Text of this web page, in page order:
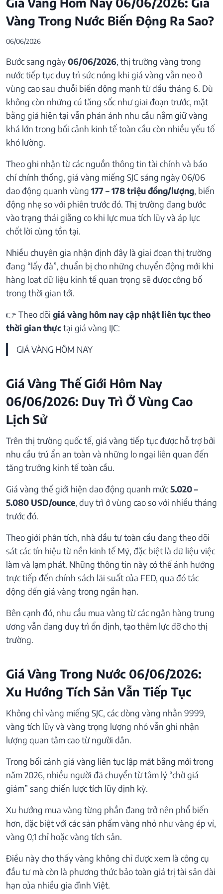
Vàng Trong Nước Biến Động Ra Sao?
06/06/2026
Bước sang ngày06/06/2026, thị trường vàng trong
nước tiếp tục duy trì sức nóng khi giá vàng vẫn neo ở
vùng cao sau chuỗi biến động mạnh từ đầu tháng 6. Dù
không còn những cú tăng sốc như giai đoạn trước, mặt
bằng giá hiện tại vẫn phản ánh nhu cầu nắm giữ vàng
khá lớn trong bối cảnh kinh tế toàn cầu còn nhiều yếu tố
khó lường.
Theo ghi nhận từ các nguồn thông tin tài chính và báo
chí chính thống, giá vàng miếng SJC sáng ngày 06/06
dao động quanh vùng 177 – 178 triệu đồng/lượng, biến
động nhẹ so với phiên trước đó. Thị trường đang bước
vào trạng thái giằng co khi lực mua tích lũy và áp lực
chốt lời cùng tồn tại.
Nhiều chuyên gia nhận định đây là giai đoạn thị trường
đang “lấy đà”, chuẩn bị cho những chuyển động mới khi
hàng loạt dữ liệu kinh tế quan trọng sẽ được công bố
trong thời gian tới.
👉 Theo dõi giá vàng hôm nay cập nhật liên tục theo
thời gian thựctại giá vàng IJC:
GIÁ VÀNG HÔM NAY
Giá Vàng Thế Giới Hôm Nay
06/06/2026: Duy Trì Ở Vùng Cao
Lịch Sử
Trên thị trường quốc tế, giá vàng tiếp tục được hỗ trợ bởi
nhu cầu trú ẩn an toàn và những lo ngại liên quan đến
tăng trưởng kinh tế toàn cầu.
Giá vàng thế giới hiện dao động quanh mức5.020 –
5.080 USD/ounce, duy trì ở vùng cao so với nhiều tháng
trước đó.
Theo giới phân tích, nhà đầu tư toàn cầu đang theo dõi
sát các tín hiệu từ nền kinh tế Mỹ, đặc biệt là dữ liệu việc
làm và lạm phát. Những thông tin này có thể ảnh hưởng
trực tiếp đến chính sách lãi suất của FED, qua đó tác
động đến giá vàng trong ngắn hạn.
Bên cạnh đó, nhu cầu mua vàng từ các ngân hàng trung
ương vẫn đang duy trì ổn định, tạo thêm lực đỡ cho thị
trường.
Giá Vàng Trong Nước 06/06/2026:
Xu Hướng Tích Sản Vẫn Tiếp Tục
Không chỉ vàng miếng SJC, các dòng vàng nhẫn 9999,
vàng tích lũy và vàng trọng lượng nhỏ vẫn ghi nhận
lượng quan tâm cao từ người dân.
Trong bối cảnh giá vàng liên tục lập mặt bằng mới trong
năm 2026, nhiều người đã chuyển từ tâm lý “chờ giá
giảm” sang chiến lược tích lũy định kỳ.
Xu hướng mua vàng từng phần đang trở nên phổ biến
hơn, đặc biệt với các sản phẩm vàng nhỏ như vàng ép vỉ,
vàng 0,1 chỉ hoặc vàng tích sản.
Điều này cho thấy vàng không chỉ được xem là công cụ
đầu tư mà còn là phương thức bảo toàn giá trị tài sản dài
hạn của nhiều gia đình Việt.